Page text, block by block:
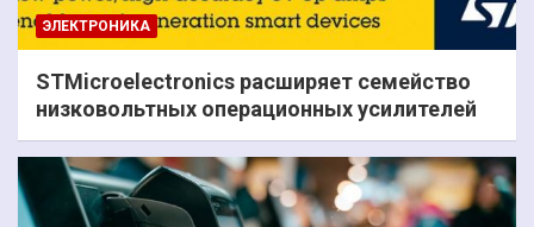
ЭЛЕКТРОНИКА
STMicroelectronics расширяет семейство
низковольтных операционных усилителей